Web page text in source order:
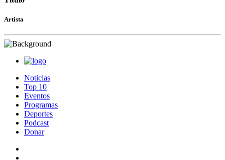
Artista
Noticias
Top 10
Eventos
Programas
Deportes
Podcast
Donar